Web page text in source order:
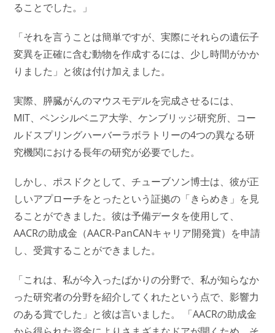
ることでした。」
「それを言うことは簡単ですが、実際にそれらの遺伝子
変異を正確に含む動物を作成するには、少し時間がかか
りました」と彼は付け加えました。
実際、膵臓がんのマウスモデルを完成させるには、
MIT、ペンシルベニア大学、ケンブリッジ研究所、コー
ルドスプリングハーバーラボラトリーの4つの異なる研
究機関における長年の研究が必要でした。
しかし、ポスドクとして、チューブソン博士は、彼が正
しいアプローチをとったという証拠の「きらめき」を見
ることができました。彼は予備データを使用して、
AACRの助成金（AACR-PanCANキャリア開発賞）を申請
し、受賞することができました。
「これは、私が今入ったばかりの分野で、私が知らなか
った研究者の分野を紹介してくれたという点で、影響力
のある賞でした」と彼は言いました。 「AACRの助成金